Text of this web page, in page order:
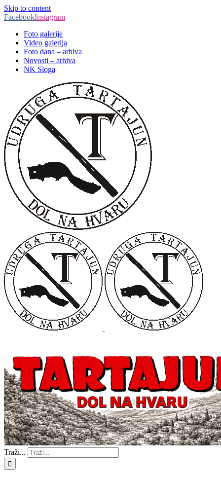
Skip to content
FacebookInstagram
Foto galerije
Video galerija
Foto dana – arhiva
Novosti – arhiva
NK Sloga
Traži...